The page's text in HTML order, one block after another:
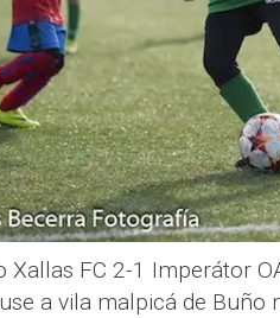
Xallas FC 2-1 Imperátor
a vila malpicá de Buño